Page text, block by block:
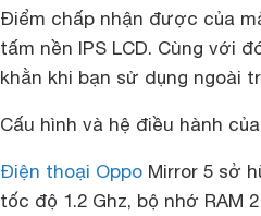
Điểm chấp nhận được của
tấm nền IPS LCD. Cùng với
khằn khi bạn sử dụng ngoài
Cấu hình và hệ điều hành
Điện thoại Oppo Mirror 5 sở
tốc độ 1.2 Ghz, bộ nhớ RAM